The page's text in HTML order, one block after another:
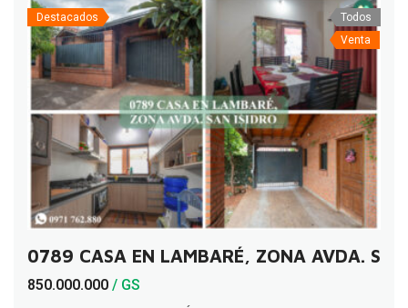
Destacados
Todos
Venta
0789 CASA EN LAMBARÉ, ZONA AVDA. SAN
850.000.000 / GS